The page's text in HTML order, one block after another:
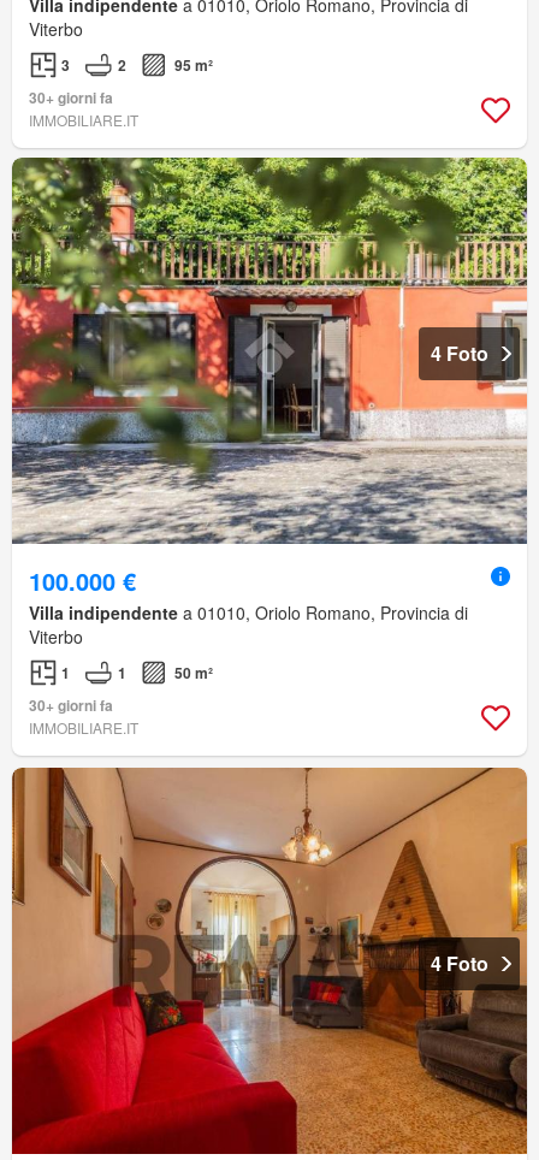
Villa indipendente a 01010, Oriolo Romano, Provincia di
Viterbo
3 2
95 m²
30+ giorni fa
IMMOBILIARE.IT
4 Foto
100.000 €
Villa indipendente a 01010, Oriolo Romano, Provincia di
Viterbo
1 1
50 m²
30+ giorni fa
IMMOBILIARE.IT
4 Foto